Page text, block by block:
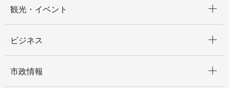
観光・イベント
ビジネス
市政情報